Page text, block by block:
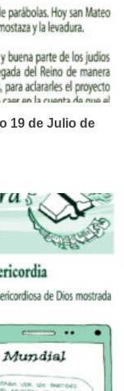
19 de Julio de